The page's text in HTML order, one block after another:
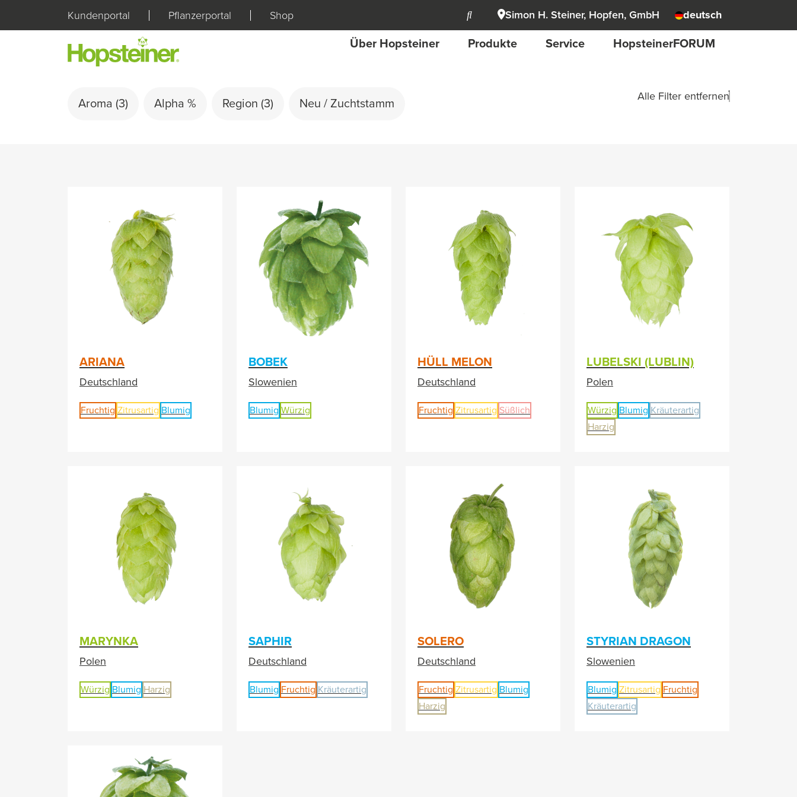
Kundenportal Pflanzerportal Shop Simon H. Steiner, Hopfen, GmbH deutsch
Über Hopsteiner Produkte Service HopsteinerFORUM
Aroma (3) Alpha % Region (3) Neu / Zuchtstamm
Alle Filter entfernen
ARIANA
Deutschland
Fruchtig Zitrusartig Blumig
BOBEK
Slowenien
Blumig Würzig
HÜLL MELON
Deutschland
Fruchtig Zitrusartig Süßlich
LUBELSKI (LUBLIN)
Polen
Würzig Blumig Kräuterartig
Harzig
MARYNKA
Polen
Würzig Blumig Harzig
SAPHIR
Deutschland
Blumig Fruchtig Kräuterartig
SOLERO
Deutschland
Fruchtig Zitrusartig Blumig
Harzig
STYRIAN DRAGON
Slowenien
Blumig Zitrusartig Fruchtig
Kräuterartig